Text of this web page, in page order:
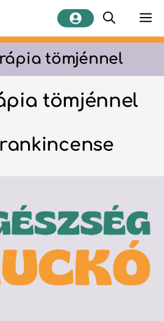
tömjénnel
tömjénnel